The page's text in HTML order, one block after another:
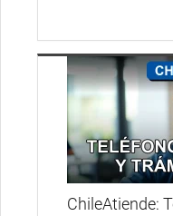
ChileAtiende: